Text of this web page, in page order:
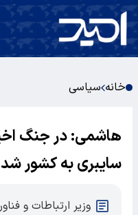
خانه سیاسی
سایبری به کشور شد